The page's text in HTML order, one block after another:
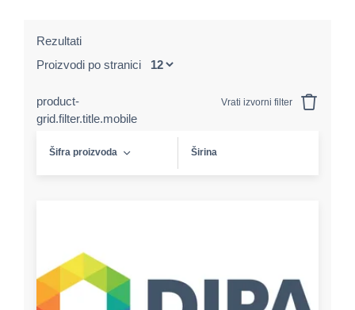
Rezultati
Proizvodi po stranici
product-
grid.filter.title.mobile
Vrati izvorni filter
Šifra proizvoda Širina